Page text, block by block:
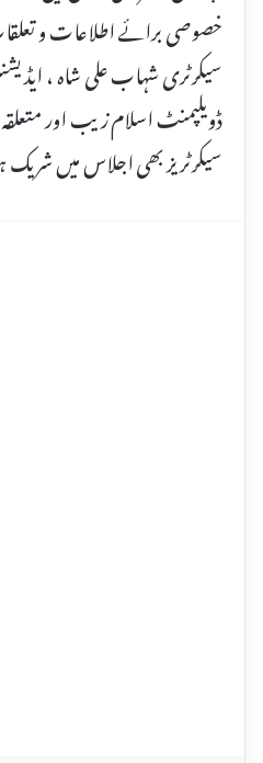
خصوصی برائے اطلاعات و
سیکرٹری شہاب علی شاہ ،
ڈویلپمنٹ اسلام زیب اور
سیکرٹریز بھی اجلاس میں